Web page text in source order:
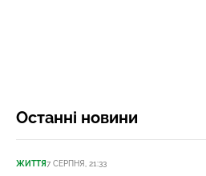
Останні новини
ЖИТТЯ7 СЕРПНЯ, 21:33